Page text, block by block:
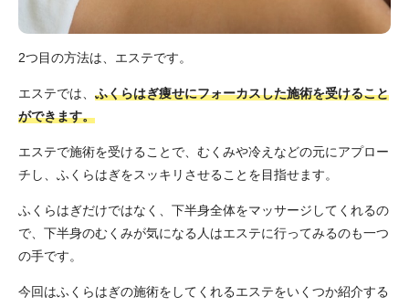
2つ目の方法は、エステです。
エステでは、 ふくらはぎ痩せにフォーカスした施術を受けること
ができます。
エステで施術を受けることで、むくみや冷えなどの元にアプロー
チし、ふくらはぎをスッキリさせることを目指せます。
ふくらはぎだけではなく、下半身全体をマッサージしてくれるの
で、下半身のむくみが気になる人はエステに行ってみるのも一つ
の手です。
今回はふくらはぎの施術をしてくれるエステをいくつか紹介する